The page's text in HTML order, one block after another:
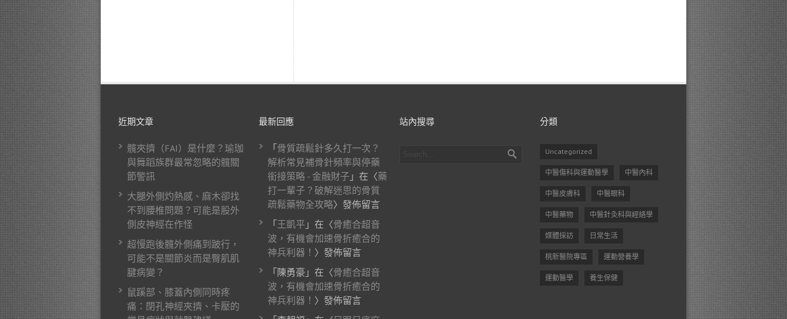
近期文章
髖夾擠（FAI）是什麼？瑜珈
與舞蹈族群最常忽略的髖關
節警訊
大腿外側灼熱感、麻木卻找
不到腰椎問題？可能是股外
側皮神經在作怪
超慢跑後髖外側痛到跛行，
可能不是關節炎而是臀肌肌
腱病變？
鼠蹊部、膝蓋內側同時疼
痛：閉孔神經夾擠、卡壓的
最新回應
「 骨質疏鬆針多久打一次？
解析常見補骨針頻率與停藥
銜接策略 - 金融財子 」在〈藥
打一輩子？破解迷思的骨質
疏鬆藥物全攻略〉發佈留言
「 王凱平 」在〈骨癒合超音
波，有機會加速骨折癒合的
神兵利器！ 〉發佈留言
「 陳勇豪 」在〈骨癒合超音
波，有機會加速骨折癒合的
神兵利器！ 〉發佈留言
站內搜尋 分類
Uncategorized
中醫傷科與運動醫學 中醫內科
中醫皮膚科 中醫眼科
中醫藥物 中醫針灸科與經絡學
媒體採訪 日常生活
桃新醫院專區 運動營養學
運動醫學 養生保健